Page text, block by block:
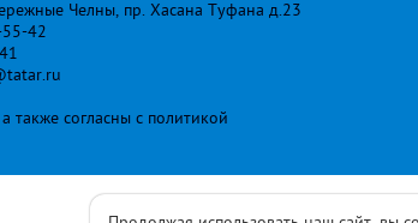
Челны, пр. Хасана Туфана д.23
42
также согласны с политикой